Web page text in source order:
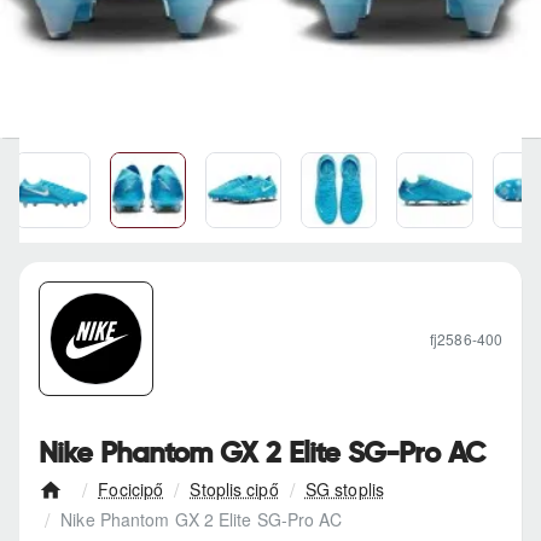
o
Focicipő Stoplis cipő
SG stoplis
Nike Phantom GX 2 Elite SG-Pro AC
Nike Phantom GX 2 Elite SG-Pro AC
fj2586-400